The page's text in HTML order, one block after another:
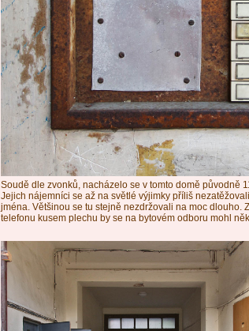
Soudě dle zvonků, nacházelo se v tomto domě původně
Jejich nájemníci se až na světlé výjimky příliš
jména. Většinou se tu stejně nezdržovali na moc dlouho.
telefonu kusem plechu by se na bytovém odboru mohl